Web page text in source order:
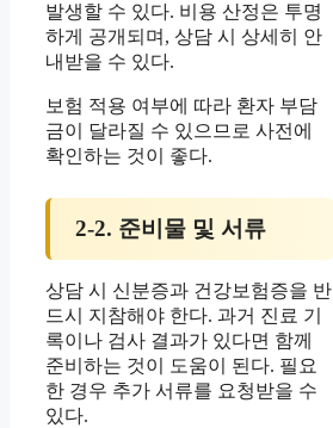
발생할 수 있다. 비용 산정은 투명
하게 공개되며, 상담 시 상세히 안
내받을 수 있다.
보험 적용 여부에 따라 환자 부담
금이 달라질 수 있으므로 사전에
확인하는 것이 좋다.
2-2. 준비물 및 서류
상담 시 신분증과 건강보험증을 반
드시 지참해야 한다. 과거 진료 기
록이나 검사 결과가 있다면 함께
준비하는 것이 도움이 된다. 필요
한 경우 추가 서류를 요청받을 수
있다.